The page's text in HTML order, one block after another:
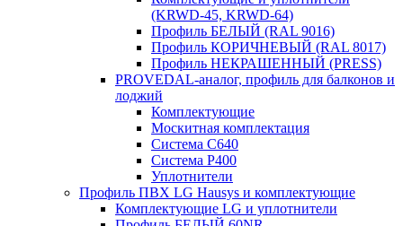
(KRWD-45, KRWD-64)
Профиль БЕЛЫЙ (RAL 9016)
Профиль КОРИЧНЕВЫЙ (RAL 8017)
Профиль НЕКРАШЕННЫЙ (PRESS)
PROVEDAL-аналог, профиль для балконов и
лоджий
Комплектующие
Москитная комплектация
Система C640
Система P400
Уплотнители
Профиль ПВХ LG Hausys и комплектующие
Комплектующие LG и уплотнители